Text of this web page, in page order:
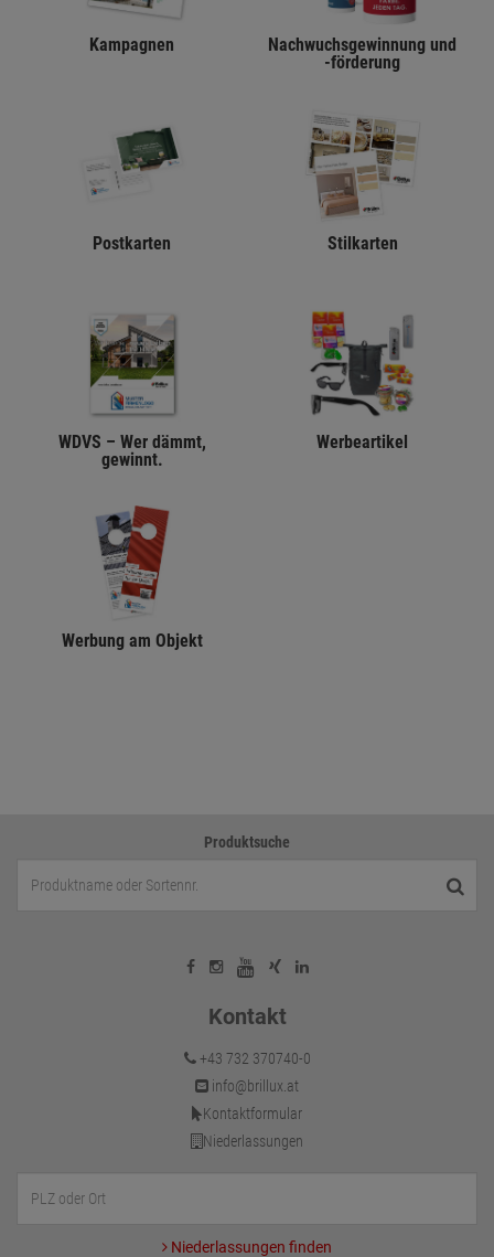
Kampagnen
Nachwuchsgewinnung und
-förderung
Postkarten Stilkarten
WDVS – Wer dämmt,
gewinnt.
Werbeartikel
Werbung am Objekt
Produktsuche
Kontakt
+43 732 370740-0
info@brillux.at
Kontaktformular
Niederlassungen
Niederlassungen finden